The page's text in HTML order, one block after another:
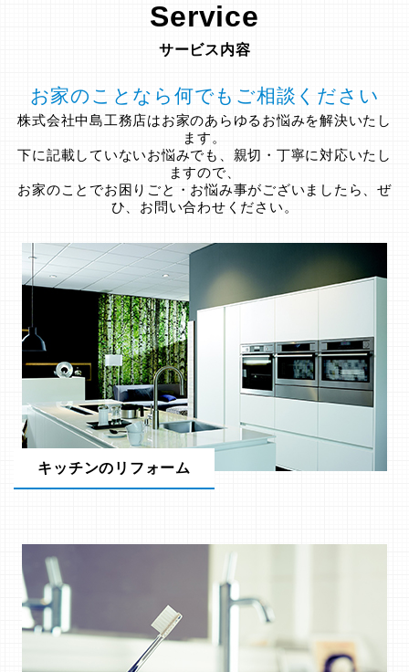
Service
サービス内容
お家のことなら何でもご相談ください
株式会社中島工務店はお家のあらゆるお悩みを解決いたし
ます。
下に記載していないお悩みでも、親切・丁寧に対応いたし
ますので、
お家のことでお困りごと・お悩み事がございましたら、ぜ
ひ、お問い合わせください。
キッチンのリフォーム